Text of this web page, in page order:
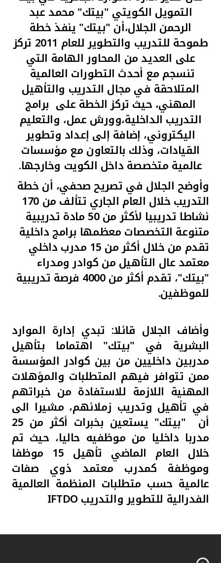
اتصل بنا
مواقع الفروع وأجهزة الصرف الآلي
ألمانيا
ماليزيا
تركيا
مصر
المملكة المتحدة
مملكة البحرين
التمويل الكويتي "بيتك" محمد عبد
الرحمن الجلال،أن "بيتك" ينفذ خطة
طموحة للتدريب والتطوير للعام 2011 تركز
على العديد من المحاور الهامة التي
تنسجم مع أحدث التطورات العالمية
المتلاحقة في مجال التدريب والتأهيل
المهني، حيث تركز الخطة على برامج
التدريب الداخلية،وورش عمل، والتعليم
اليكتروني، إضافة إلى إعداد وتطوير
القيادات، وذلك بالتعاون مع مؤسسات
عالمية متخصصة داخل الكويت وخارجها.
وأوضح الجلال في تصريح صحفي، أن خطة
التدريب خلال العام الجاري تتألف من 170
نشاطا تدريبيا لأكثر من 50 مادة تدريبية
متنوعة التخصصات معظمها برامج داخلية
تقدم من خلال أكثر من 15 مدرب داخلي
معتمد عال التأهيل من كوادر ومدراء
"بيتك"، تقدم أكثر من 4000 فرصة تدريبية
للموظفين.
وأضاف الجلال قائلا: تبدي إدارة الموارد
البشرية في "بيتك" اهتماما بتأهيل
مدربين داخليين من بين كوادر المؤسسة
ممن تتوافر فيهم المتطلبات والمؤهلات
المهنية اللازمة للاستفادة من خبراتهم
في تأهيل وتدريب زملائهم، مشيرا الى
أن "بيتك" يستعين بخبرات أكثر من 25
مدربا داخليا من موظفيه حاليا، حيث تم
خلال العام الماضي تأهيل 15 موظفا
وموظفة كمدرب معتمد ذوي صفات
عالمية حسب متطلبات المنظمة العالمية
الفدرالية للتطوير والتدريب IFTDO